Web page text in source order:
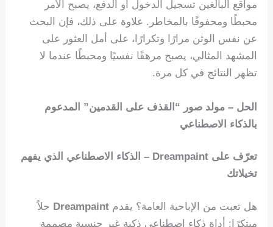
مواقع البالغين تسجيل الدخول أو الدفع، يصبح الأمر
محبطًا ومحفوفًا بالمخاطر. علاوة على ذلك، فإن البحث
عن نفس الوثن مرارًا وتكرارًا، على أمل العثور على
المشهد المثالي، يصبح مرهقًا نفسيًا ومحبطًا عندما لا
تظهر النتائج في كل مرة.
الحل – مولد صور “القذف على القدمين” المدعوم
بالذكاء الاصطناعي
تعرّف على Dreampaint – الذكاء الاصطناعي الذي يفهم
تخيلاتك
هل تعبت من الإباحية العامة؟ يقدمDreampaint حلاً
مبتكرًا: أداة ذكاء اصطناعي ذكية غير جنسية مصممة